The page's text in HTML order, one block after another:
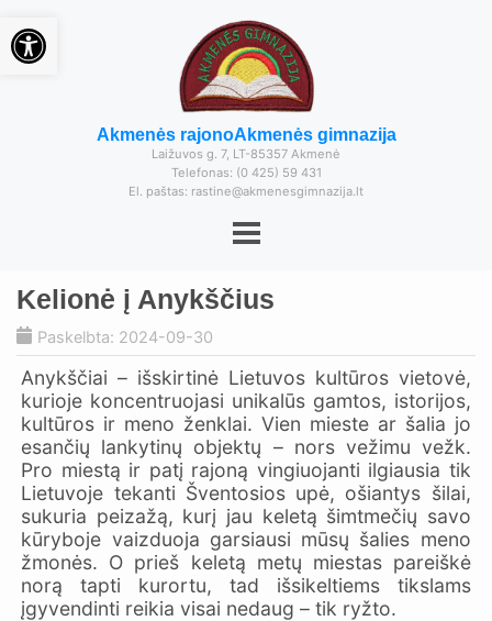
Akmenės rajonoAkmenės gimnazija
Laižuvos g. 7, LT-85357 Akmenė
Telefonas: (0 425) 59 431
El. paštas: rastine@akmenesgimnazija.lt
Kelionė į Anykščius
Paskelbta: 2024-09-30
Anykščiai – išskirtinė Lietuvos kultūros vietovė,
kurioje koncentruojasi unikalūs gamtos, istorijos,
kultūros ir meno ženklai. Vien mieste ar šalia jo
esančių lankytinų objektų – nors vežimu vežk.
Pro miestą ir patį rajoną vingiuojanti ilgiausia tik
Lietuvoje tekanti Šventosios upė, ošiantys šilai,
sukuria peizažą, kurį jau keletą šimtmečių savo
kūryboje vaizduoja garsiausi mūsų šalies meno
žmonės. O prieš keletą metų miestas pareiškė
norą tapti kurortu, tad išsikeltiems tikslams
įgyvendinti reikia visai nedaug – tik ryžto.
Open toolbar